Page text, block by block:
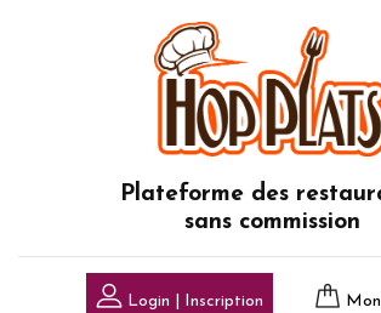
Plateforme des
sans commission
Login | Inscription